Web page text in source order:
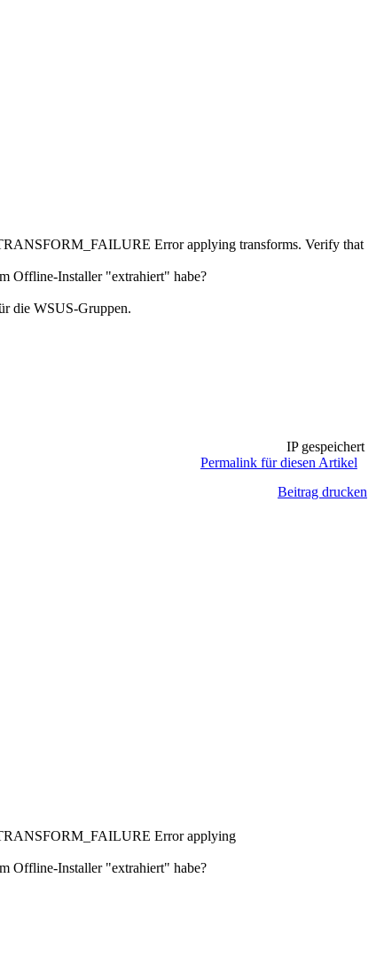
Error applying transforms. Verify that
Offline-Installer "extrahiert" habe?
die WSUS-Gruppen.
IP gespeichert
Permalink für diesen Artikel
Beitrag drucken
Error applying
Offline-Installer "extrahiert" habe?